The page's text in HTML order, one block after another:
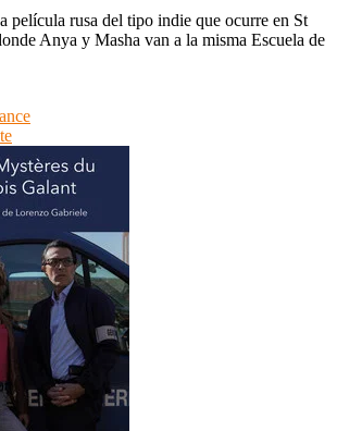
película rusa del tipo indie que ocurre en St
Anya y Masha van a la misma Escuela de